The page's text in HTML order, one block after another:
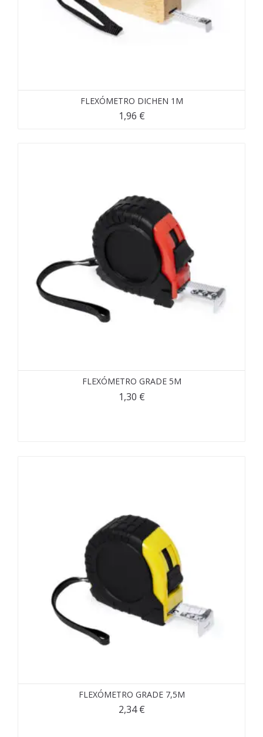
FLEXÓMETRO DICHEN 1M
1,96 €
FLEXÓMETRO GRADE 5M
1,30 €
FLEXÓMETRO GRADE 7,5M
2,34€